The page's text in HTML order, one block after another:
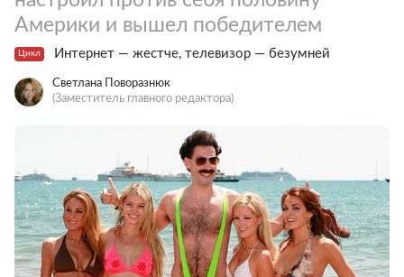
Америки и вышел победителем
Цикл Интернет — жестче, телевизор — безумней
Светлана Поворазнюк
(Заместитель главного редактора)